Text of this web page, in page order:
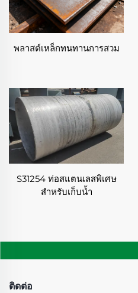
ความแม่นยำเป็นหัวใจสำคั
แปรรูปเหล็กพิเศษของเรา เ
สูง เช่น การกัดด้วยเครื่อง
ร่วมกับเครื่องมือตรวจสอบที่
ความคลาดเคลื่อนที่แคบมาก
มั่นใจได้ว่าชิ้นส่วนจะพอดีกับ
ลดความจำเป็นในการปรับแ
จุดเน้นในเรื่องความแม่นยำใ
ทำให้เราเป็นตัวเลือกที่เหมา
ความเบี่ยงเบนเพียงเล็กน้อย
นัยสำคัญ
✦ ความสามารถในการปรับแต่
เราตระหนักดีว่าลูกค้าแต่ละ
พื้นผิวสำเร็จรูป หรือเกณฑ์ด้า
ออกแบบมาโดยเฉพาะ ไม่ว่า
พลาสต์เหล็กทนทานการสวม
S31254 ท่อสแตนเลสพิเศษ
สำหรับเก็บน้ำ
ติดต่อ